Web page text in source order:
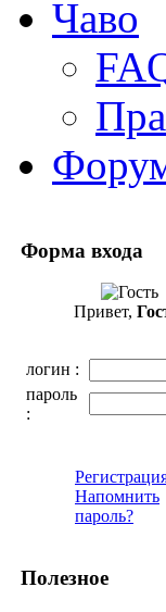
Чаво
Форма входа
Привет,
логин :
пароль
:
Напомнить
пароль?
Полезное